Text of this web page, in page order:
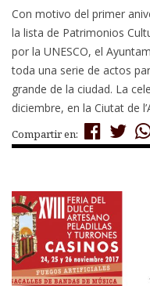
Con motivo del primer
la lista de Patrimonios
por la UNESCO, el
toda una serie de actos
grande de la ciudad. La
diciembre, en la Ciutat de
Compartir en: